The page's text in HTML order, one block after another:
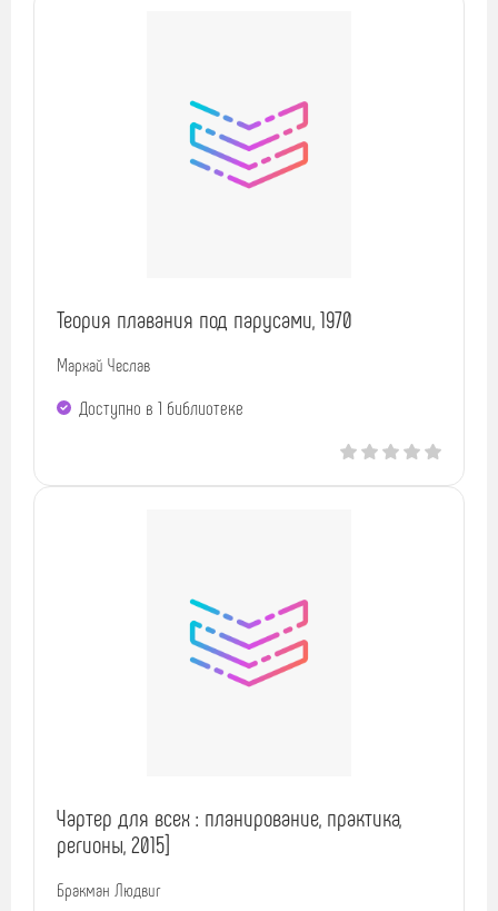
Теория плавания под парусами, 1970
Мархай Чеслав
Доступно в 1 библиотекe
Чартер для всех : планирование, практика,
регионы, 2015]
Бракман Людвиг